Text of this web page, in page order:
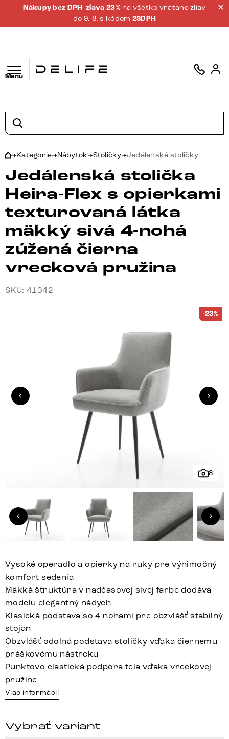
Nákupy bez DPH zĺava 23 % na všetko vrátane zliav
do 9. 8. s kódom 23DPH
Menu
Kategorie Nábytok Stoličky Jedálenské stoličky
Jedálenská stolička
Heira-Flex s opierkami
texturovaná látka
mäkký sivá 4-nohá
zúžená čierna
vrecková pružina
SKU: 41342
8
-23%
Vysoké operadlo a opierky na ruky pre výnimočný
komfort sedenia
Mäkká štruktúra v nadčasovej sivej farbe dodáva
modelu elegantný nádych
Klasická podstava so 4 nohami pre obzvlášť stabilný
stojan
Obzvlášť odolná podstava stoličky vďaka čiernemu
práškovému nástreku
Punktovo elastická podpora tela vďaka vreckovej
pružine
Viac informácií
Vybrať variant